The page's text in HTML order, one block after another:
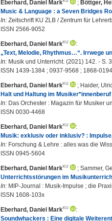
Eberhard, Daniel Mark ; Böttger,
Music & Language : a Seven Bridges
In: Zeitschrift KU ZLB / Zentrum für
ISSN 2566-9052
Eberhard, Daniel Mark
:
„Text, Melodie, Rhythmus…“. Irrwege
In: Musik und Unterricht. (2021) 142. - S.
ISSN 1439-1384 ; 0937-9568 ; 1868-0194
Eberhard, Daniel Mark ; Haider,
Halt und Haltung im
In: Das Orchester : Magazin für Musiker
ISSN 0030-4468
Eberhard, Daniel Mark
:
Musik: exklusiv oder inklusiv? :
In: Forschung & Lehre : alles was die
ISSN 0945-5604
Eberhard, Daniel Mark ; Sammer,
Unterrichtsstörungen im
In: MIP-Journal : Musik-Impulse ; die
ISSN 1608-103x
Eberhard, Daniel Mark
:
Soundwhackers : Eine digitale